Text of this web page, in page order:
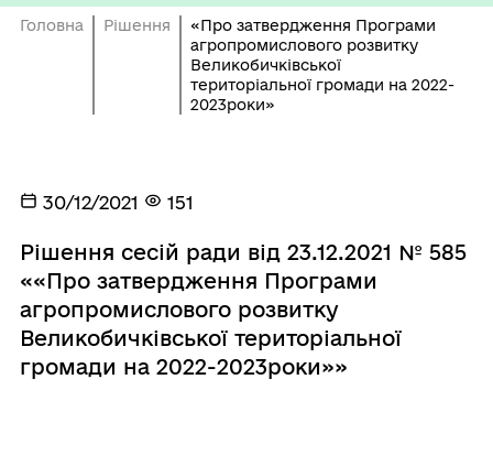
Головна Рішення
«Про затвердження Програми
агропромислового розвитку
Великобичківської
територіальної громади на 2022-
2023роки»
30/12/2021 151
Рішення сесій ради від 23.12.2021 № 585
««Про затвердження Програми
агропромислового розвитку
Великобичківської територіальної
громади на 2022-2023роки»»